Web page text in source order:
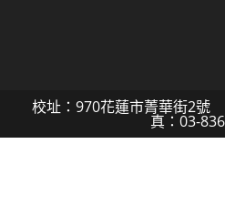
校址：970花蓮市菁華街2
真：03-